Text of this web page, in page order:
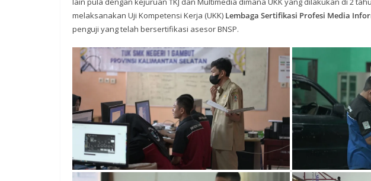
melaksanakan Uji Kompetensi Kerja (UKK) Lembaga Sertifikasi Profesi Media
penguji yang telah bersertifikasi asesor BNSP.